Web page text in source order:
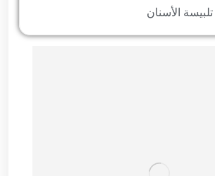
الأسنان